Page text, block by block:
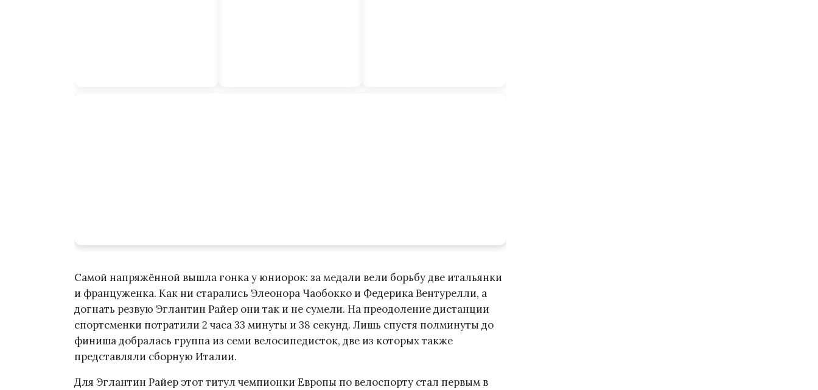
Самой напряжённой вышла гонка у юниорок: за медали вели борьбу две итальянки
и француженка. Как ни старались Элеонора Чаобокко и Федерика Вентурелли, а
догнать резвую Эглантин Райер они так и не сумели. На преодоление дистанции
спортсменки потратили 2 часа 33 минуты и 38 секунд. Лишь спустя полминуты до
финиша добралась группа из семи велосипедисток, две из которых также
представляли сборную Италии.
Для Эглантин Райер этот титул чемпионки Европы по велоспорту стал первым в